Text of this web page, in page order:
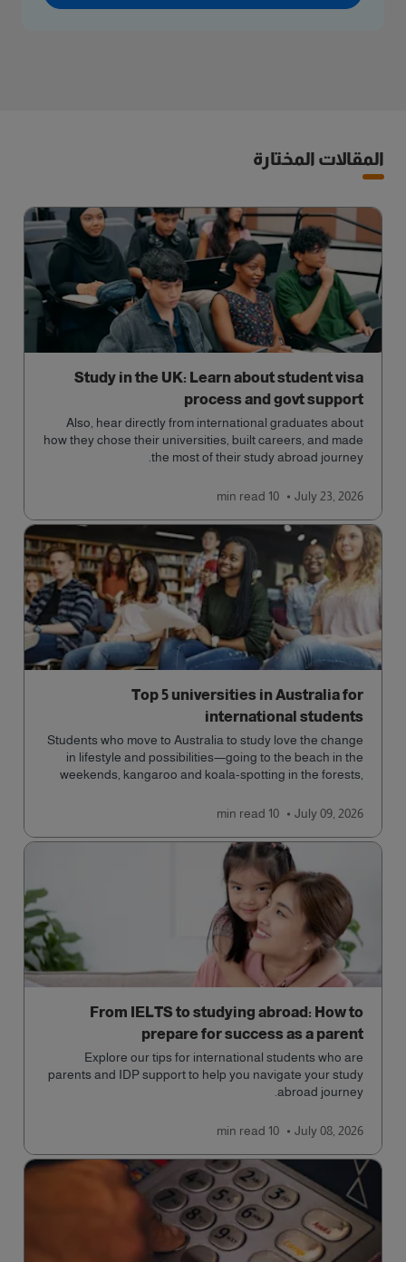
المقالات المختارة
Study in the UK: Learn about student visa
process and govt support
Also, hear directly from international graduates about
how they chose their universities, built careers, and made
the most of their study abroad journey.
July 23, 2026
10 min
read
Top 5 universities in Australia for
international students
Students who move to Australia to study love the change
in lifestyle and possibilities—going to the beach in the
weekends, kangaroo and koala-spotting in the forests,
traffic and a high standard of living.
July 09, 2026
10 min
read
From IELTS to studying abroad: How to
prepare for success as a parent
Explore our tips for international students who are
parents and IDP support to help you navigate your study
abroad journey.
July 08, 2026
10 min
read